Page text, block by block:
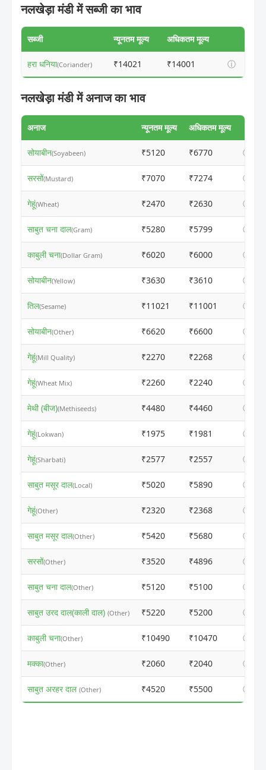
नलखेड़ा मंडी में सब्जी का भाव
सब्जी न्यूनतम मूल्य अधिकतम मूल्य
हरा धनिया(Coriander) ₹14021 ₹14001 ⓘ
नलखेड़ा मंडी में अनाज का भाव
अनाज न्यूनतम मूल्य अधिकतम मूल्य
सोयाबीन(Soyabeen) ₹5120 ₹6770 ⓘ
सरसों(Mustard) ₹7070 ₹7274 ⓘ
गेहूं(Wheat) ₹2470 ₹2630 ⓘ
साबुत चना दाल(Gram) ₹5280 ₹5799 ⓘ
काबुली चना(Dollar Gram) ₹6020 ₹6000 ⓘ
सोयाबीन(Yellow) ₹3630 ₹3610 ⓘ
तिल(Sesame) ₹11021 ₹11001 ⓘ
सोयाबीन(Other) ₹6620 ₹6600 ⓘ
गेहूं(Mill Quality) ₹2270 ₹2268 ⓘ
गेहूं(Wheat Mix) ₹2260 ₹2240 ⓘ
मेथी (बीज)(Methiseeds) ₹4480 ₹4460 ⓘ
गेहूं(Lokwan) ₹1975 ₹1981 ⓘ
गेहूं(Sharbati) ₹2577 ₹2557 ⓘ
साबुत मसूर दाल(Local) ₹5020 ₹5890 ⓘ
गेहूं(Other) ₹2320 ₹2368 ⓘ
साबुत मसूर दाल(Other) ₹5420 ₹5680 ⓘ
सरसों(Other) ₹3520 ₹4896 ⓘ
साबुत चना दाल(Other) ₹5120 ₹5100 ⓘ
साबुत उरद दाल(काली दाल) (Other) ₹5220 ₹5200 ⓘ
काबुली चना(Other) ₹10490 ₹10470 ⓘ
मक्का(Other) ₹2060 ₹2040 ⓘ
साबुत अरहर दाल (Other) ₹4520 ₹5500 ⓘ